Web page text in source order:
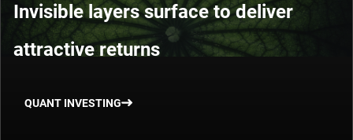
Invisible layers surface to deliver
attractive returns
QUANT INVESTING